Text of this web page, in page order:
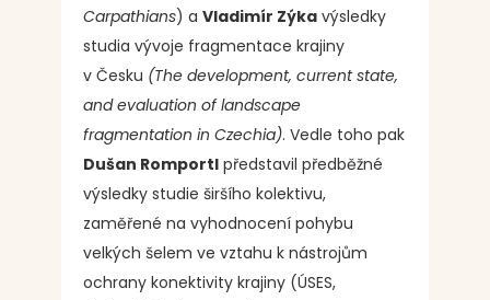
Carpathians) a Vladimír Zýkavýsledky
studia vývoje fragmentace krajiny
v Česku (The development, current state,
and evaluation of landscape
fragmentation in Czechia). Vedle toho pak
Dušan Romportlpředstavil předběžné
výsledky studie širšího kolektivu,
zaměřené na vyhodnocení pohybu
velkých šelem ve vztahu k nástrojům
ochrany konektivity krajiny (ÚSES,